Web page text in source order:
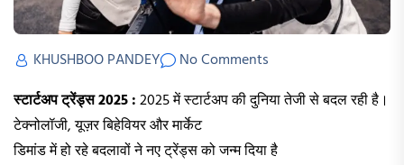
KHUSHBOO PANDEY
No Comments
स्टार्टअप ट्रेंड्स 2025 :2025 में स्टार्टअप की दुनिया तेजी से बदल रही है।
टेक्नोलॉजी, यूज़र बिहेवियर और मार्केट
डिमांड में हो रहे बदलावों ने नए ट्रेंड्स को जन्म दिया है